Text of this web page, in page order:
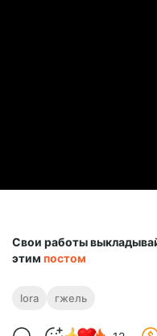
Свои работы
этим постом
lora гжель